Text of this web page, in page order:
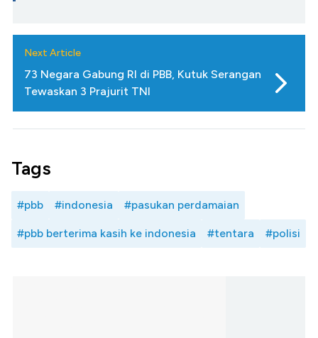
Next Article
73 Negara Gabung RI di PBB, Kutuk Serangan
Tewaskan 3 Prajurit TNI
Tags
#pbb #indonesia #pasukan perdamaian
#pbb berterima kasih ke indonesia #tentara #polisi